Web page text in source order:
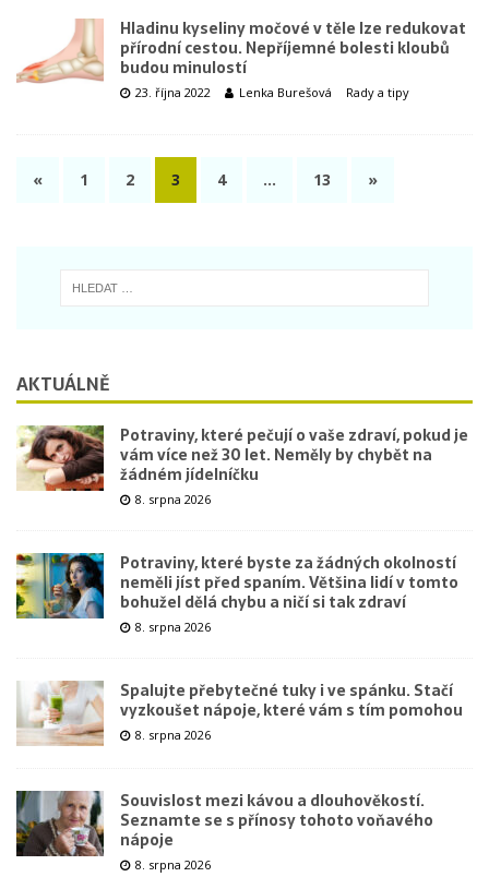
Hladinu kyseliny močové v těle lze redukovat
přírodní cestou. Nepříjemné bolesti kloubů
budou minulostí
23. října 2022 Lenka Burešová Rady a tipy
« 1 2 3 4 … 13 »
AKTUÁLNĚ
Potraviny, které pečují o vaše zdraví, pokud je
vám více než 30 let. Neměly by chybět na
žádném jídelníčku
8. srpna 2026
Potraviny, které byste za žádných okolností
neměli jíst před spaním. Většina lidí v tomto
bohužel dělá chybu a ničí si tak zdraví
8. srpna 2026
Spalujte přebytečné tuky i ve spánku. Stačí
vyzkoušet nápoje, které vám s tím pomohou
8. srpna 2026
Souvislost mezi kávou a dlouhověkostí.
Seznamte se s přínosy tohoto voňavého
nápoje
8. srpna 2026